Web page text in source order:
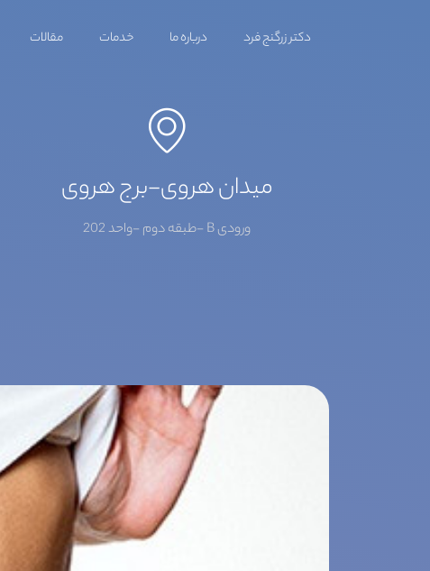
دکتر زرگنج فرد درباره ما خدمات مقالات
میدان هروی-برج هروی
ورودی B -طبقه دوم -واحد 202